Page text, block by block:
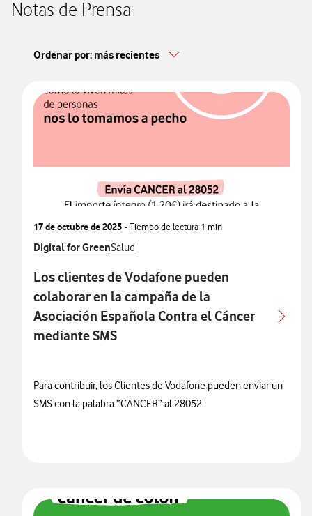
Notas de Prensa
Ordenar por: más recientes
17 de octubre de 2025 - Tiempo de lectura 1 min
Ver más notas de prensa relacionados con
Digital for GreenVer más notas de prensa relacionados con
Salud
Los clientes de Vodafone pueden
colaborar en la campaña de la
Asociación Española Contra el Cáncer
mediante SMS
Para contribuir, los Clientes de Vodafone pueden enviar un
SMS con la palabra “CANCER” al 28052